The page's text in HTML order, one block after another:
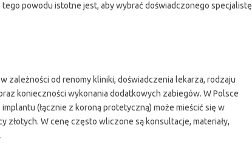
powodu istotne jest, aby wybrać doświadczonego specjalistę
zależności od renomy kliniki, doświadczenia lekarza, rodzaju
konieczności wykonania dodatkowych zabiegów. W Polsce
(łącznie z koroną protetyczną) może mieścić się w
złotych. W cenę często wliczone są konsultacje, materiały,